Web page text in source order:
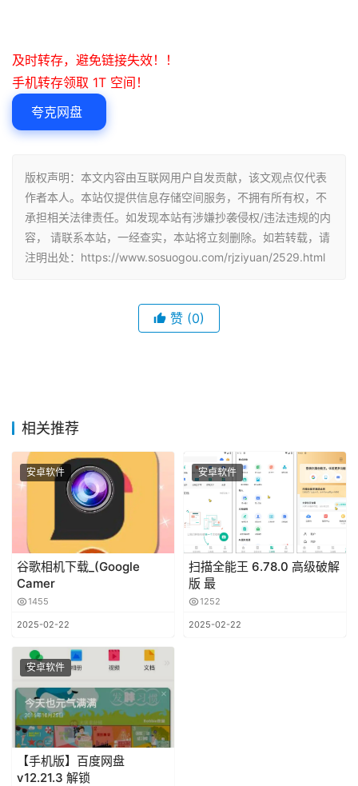
及时转存，避免链接失效！！
手机转存领取 1T 空间！
夸克网盘
版权声明：本文内容由互联网用户自发贡献，该文观点仅代表
作者本人。本站仅提供信息存储空间服务，不拥有所有权，不
承担相关法律责任。如发现本站有涉嫌抄袭侵权/违法违规的内
容， 请联系本站，一经查实，本站将立刻删除。如若转载，请
注明出处：https://www.sosuogou.com/rjziyuan/2529.html
赞 (0)
相关推荐
安卓软件
谷歌相机下载_(Google
Camer
1455
2025-02-22
安卓软件
扫描全能王 6.78.0 高级破解
版 最
1252
2025-02-22
安卓软件
【手机版】百度网盘
v12.21.3 解锁